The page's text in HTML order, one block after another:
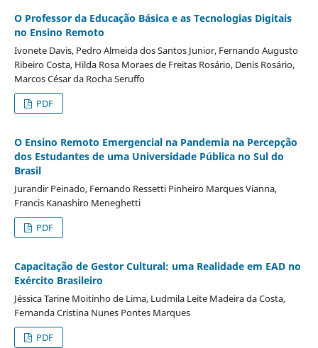
O Professor da Educação Básica e as Tecnologias Digitais
no Ensino Remoto
Ivonete Davis, Pedro Almeida dos Santos Junior, Fernando Augusto
Ribeiro Costa, Hilda Rosa Moraes de Freitas Rosário, Denis Rosário,
Marcos César da Rocha Seruffo
PDF
O Ensino Remoto Emergencial na Pandemia na Percepção
dos Estudantes de uma Universidade Pública no Sul do
Brasil
Jurandir Peinado, Fernando Ressetti Pinheiro Marques Vianna,
Francis Kanashiro Meneghetti
PDF
Capacitação de Gestor Cultural: uma Realidade em EAD no
Exército Brasileiro
Jéssica Tarine Moitinho de Lima, Ludmila Leite Madeira da Costa,
Fernanda Cristina Nunes Pontes Marques
PDF